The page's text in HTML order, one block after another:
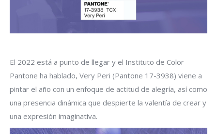
El 2022 está a punto de llegar y el Instituto de Color
Pantone ha hablado, Very Peri (Pantone 17-3938) viene a
pintar el año con un enfoque de actitud de alegría, así como
una presencia dinámica que despierte la valentía de crear y
una expresión imaginativa.